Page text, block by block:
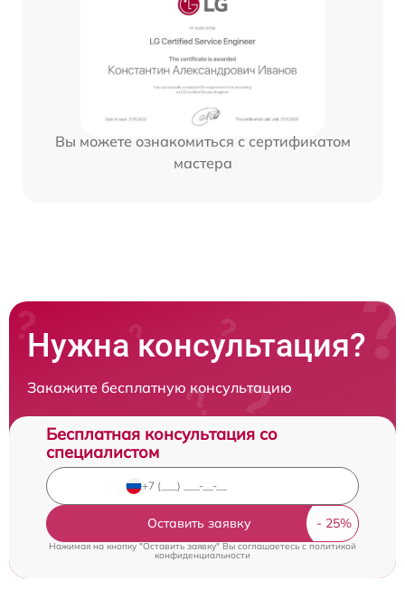
Вы можете ознакомиться с сертификатом
мастера
Нужна консультация?
Закажите бесплатную консультацию
Бесплатная консультация со
специалистом
Оставить заявку
Нажимая на кнопку "Оставить заявку" Вы соглашаетесь cполитикой
конфиденциальности